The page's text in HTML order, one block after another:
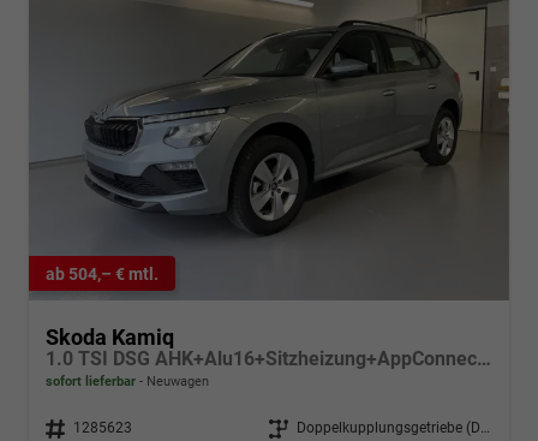
ab 504,– € mtl.
Skoda Kamiq
1.0 TSI DSG AHK+Alu16+Sitzheizung+AppConnect+GV5+LED+Nebel+Klima
sofort lieferbar Neuwagen
Fahrzeugnr. 1285623 Getriebe Doppelkupplungsgetriebe (DSG)